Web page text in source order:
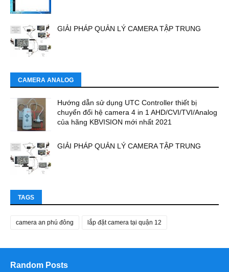
GIẢI PHÁP QUẢN LÝ CAMERA TẬP TRUNG
CAMERA ANALOG
Hướng dẫn sử dụng UTC Controller thiết bị
chuyển đổi hệ camera 4 in 1 AHD/CVI/TVI/Analog
của hãng KBVISION mới nhất 2021
GIẢI PHÁP QUẢN LÝ CAMERA TẬP TRUNG
TAGS
camera an phú đông lắp đặt camera tại quận 12
Random Posts